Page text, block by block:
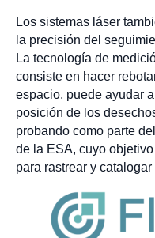
Los sistemas láser
la precisión del
La tecnología de
consiste en hacer
espacio, puede ayudar
posición de los
probando como parte
de la ESA, cuyo
para rastrear y